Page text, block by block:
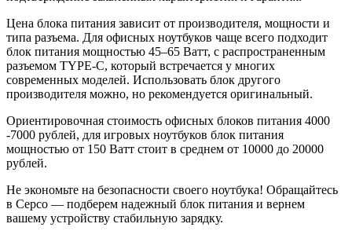
Цена блока питания зависит от производителя, мощности и
типа разъема. Для офисных ноутбуков чаще всего подходит
блок питания мощностью 45–65 Ватт, с распространенным
разъемом TYPE-C, который встречается у многих
современных моделей. Использовать блок другого
производителя можно, но рекомендуется оригинальный.
Ориентировочная стоимость офисных блоков питания 4000
-7000 рублей, для игровых ноутбуков блок питания
мощностью от 150 Ватт стоит в среднем от 10000 до 20000
рублей.
Не экономьте на безопасности своего ноутбука! Обращайтесь
в Cepco — подберем надежный блок питания и вернем
вашему устройству стабильную зарядку.